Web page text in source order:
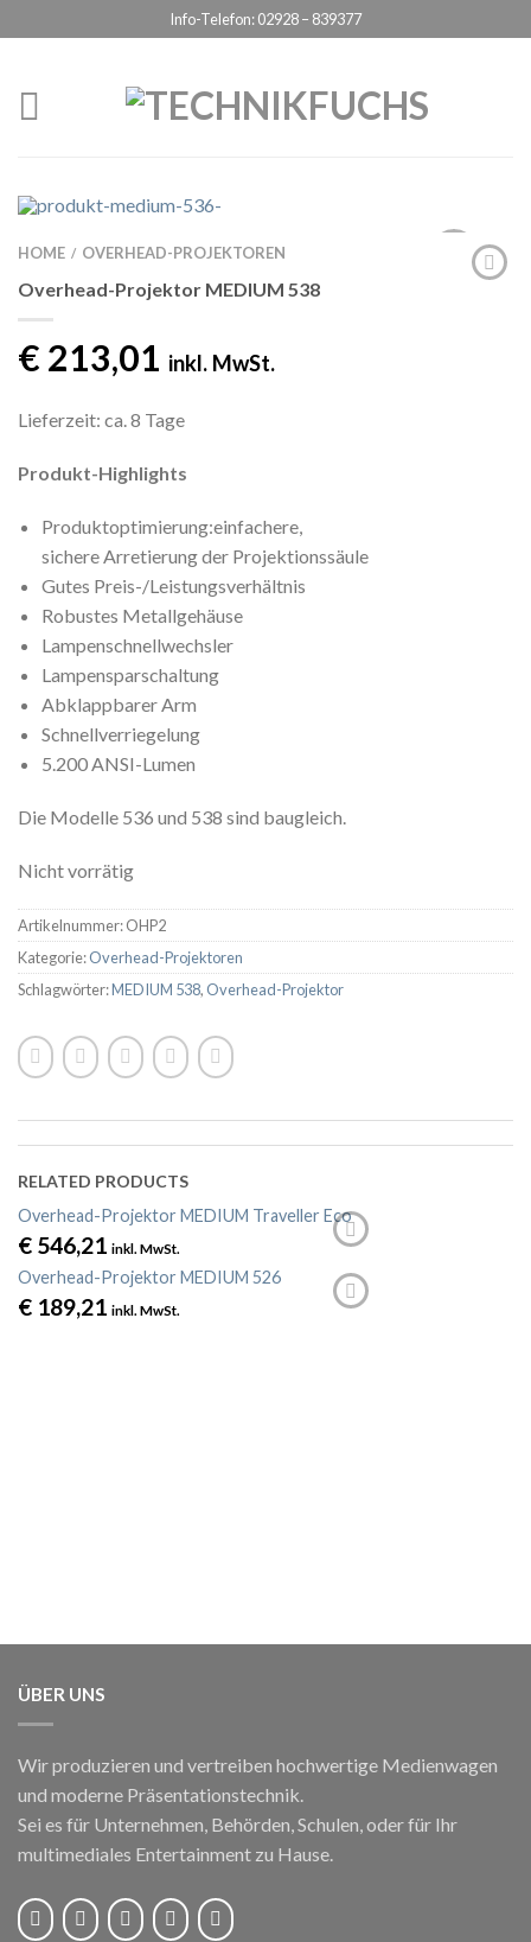
Info-Telefon: 02928 – 839377
HOME / OVERHEAD-PROJEKTOREN
Overhead-Projektor MEDIUM 538
€ 213,01 inkl. MwSt.
Lieferzeit: ca. 8 Tage
Produkt-Highlights
Produktoptimierung:einfachere,
sichere Arretierung der Projektionssäule
Gutes Preis-/Leistungsverhältnis
Robustes Metallgehäuse
Lampenschnellwechsler
Lampensparschaltung
Abklappbarer Arm
Schnellverriegelung
5.200 ANSI-Lumen
Die Modelle 536 und 538 sind baugleich.
Nicht vorrätig
Artikelnummer:OHP2
Kategorie:Overhead-Projektoren
Schlagwörter:MEDIUM 538, Overhead-Projektor
RELATED PRODUCTS
Overhead-Projektor MEDIUM Traveller Eco
€ 546,21 inkl. MwSt.
Overhead-Projektor MEDIUM 526
€ 189,21 inkl. MwSt.
ÜBER UNS
Wir produzieren und vertreiben hochwertige Medienwagen
und moderne Präsentationstechnik.
Sei es für Unternehmen, Behörden, Schulen, oder für Ihr
multimediales Entertainment zu Hause.